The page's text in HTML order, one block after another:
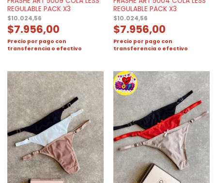
REGULABLE PACK X3
$10.024,56
$7.956,00
Precio por pago con
transferencia o efectivo
REGULABLE PACK X3
$10.024,56
$7.956,00
Precio por pago con
transferencia o efectivo